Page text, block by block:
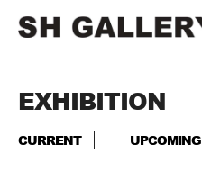
EXHIBITION
CURRENT UPCOMING